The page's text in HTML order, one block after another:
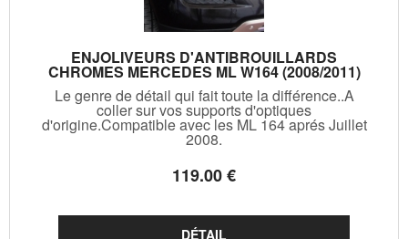
ENJOLIVEURS D'ANTIBROUILLARDS
CHROMES MERCEDES ML W164 (2008/2011)
Le genre de détail qui fait toute la différence..A
coller sur vos supports d'optiques
d'origine.Compatible avec les ML 164 aprés Juillet
2008.
119.00€